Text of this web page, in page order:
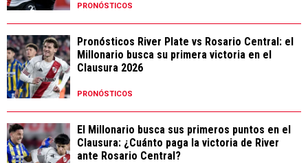
PRONÓSTICOS
Pronósticos River Plate vs Rosario Central: el
Millonario busca su primera victoria en el
Clausura 2026
PRONÓSTICOS
El Millonario busca sus primeros puntos en el
Clausura: ¿Cuánto paga la victoria de River
ante Rosario Central?